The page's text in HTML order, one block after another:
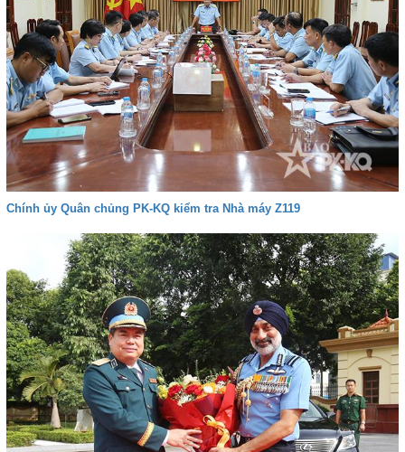
Chính ủy Quân chủng PK-KQ kiểm tra Nhà máy Z119